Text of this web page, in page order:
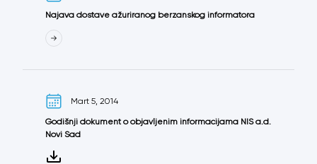
Najava dostave ažuriranog berzanskog informatora
Mart 5, 2014
Godišnji dokument o objavljenim informacijama NIS a.d.
Novi Sad